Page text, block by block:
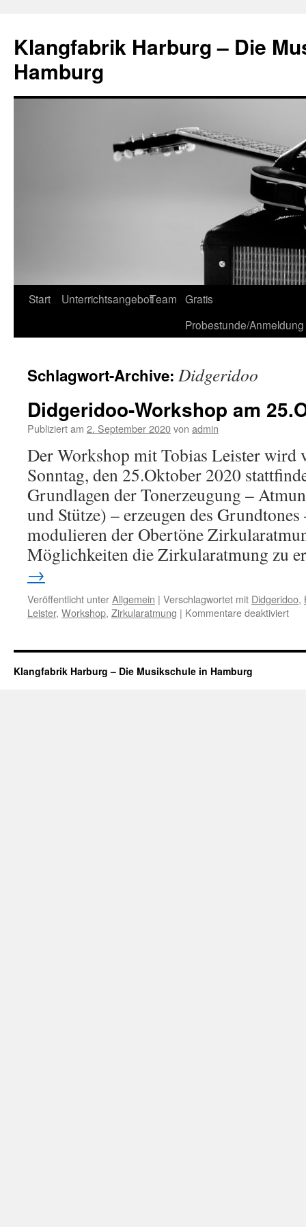
Klangfabrik Harburg – Die
Hamburg
Springe
Start UnterrichtsangebotTeam Gratis
Probestunde/Anmeldung
Schlagwort-Archive: Didgeridoo
Didgeridoo-Workshop am
Publiziert am 2. September 2020von admin
Der Workshop mit Tobias Leister wird
Sonntag, den 25.Oktober 2020
Grundlagen der Tonerzeugung –
und Stütze) – erzeugen des
modulieren der Obertöne
Möglichkeiten die Zirkularatmung zu
→
Veröffentlicht unterAllgemein | Verschlagwortet mit Didgeridoo,
Leister, Workshop, Zirkularatmung | Kommentare deaktiviertfür
am
Klangfabrik Harburg – Die Musikschule in Hamburg